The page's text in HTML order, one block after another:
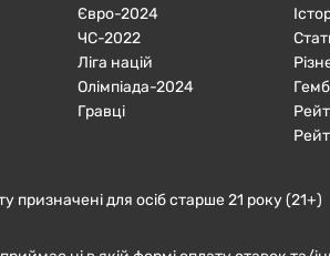
Євро-2024
ЧC-2022
Ліга націй
Олімпіада-2024
Гравці
призначені для осіб старше 21 року (21+)